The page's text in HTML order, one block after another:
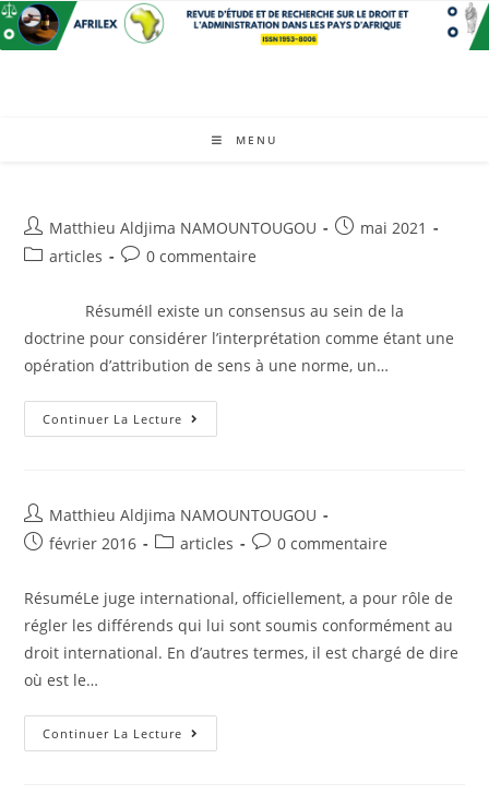
Skip
to
MENU
Auteur/autrice
de
Matthieu Aldjima NAMOUNTOUGOU
Postmai 2021
Postarticles
Post0 commentaire
RésuméIl existe un consensus au sein de la
doctrine pour considérer l’interprétation comme étant une
opération d’attribution de sens à une norme, un…
Continuer La Lecture L’interprétation
Non
Public
Auteur/autrice
de
Matthieu Aldjima NAMOUNTOUGOU
Postfévrier 2016
Postarticles
Post0 commentaire
RésuméLe juge international, officiellement, a pour rôle de
régler les différends qui lui sont soumis conformément au
droit international. En d’autres termes, il est chargé de dire
où est le…
Continuer La Lecture Sur
La